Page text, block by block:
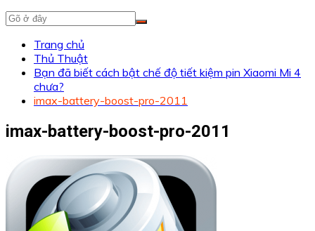
Trang chủ
Thủ Thuật
Bạn đã biết cách bật chế độ tiết kiệm pin Xiaomi Mi 4
chưa?
imax-battery-boost-pro-2011
imax-battery-boost-pro-2011